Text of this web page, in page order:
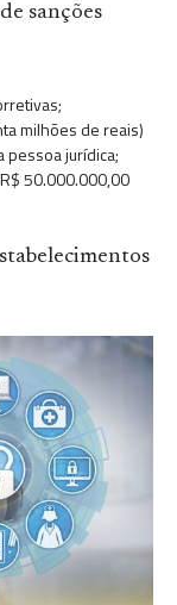
sanções
milhões de reais)
pessoa jurídica;
50.000.000,00